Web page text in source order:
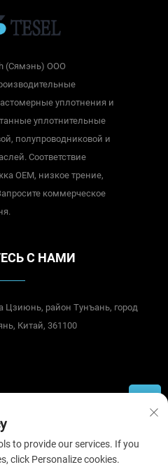
(Сямэнь) ООО
уплотнения и
уплотнительные
полупроводниковой и
Соответствие
OEM, низкое трение,
коммерческое
С НАМИ
Цзиюнь, район Тунъань, город
Китай, 361100
Ltd. Все права защищены.
to provide our services. If you
click Personalize cookies.